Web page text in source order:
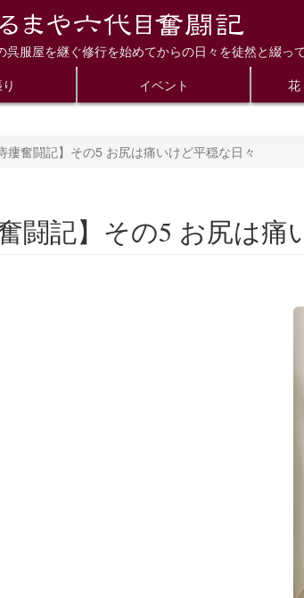
呉服屋を継ぐ修行を始めてからの日々を徒然と綴っ
イベント 花
瘻奮闘記】その5 お尻は痛いけど平穏な日々
奮闘記】その5 お尻は痛